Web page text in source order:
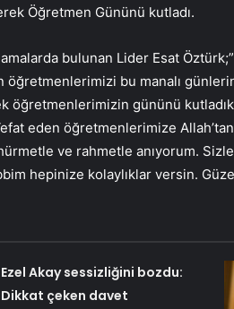
Öğretmen Gününü kutladı.
bulunan Lider Esat
öğretmenlerimizi bu manalı
öğretmenlerimizin gününü
eden öğretmenlerimize
ve rahmetle anıyorum.
hepinize kolaylıklar versin.
Ezel Akay sessizliğini bozdu:
Dikkat çeken davet